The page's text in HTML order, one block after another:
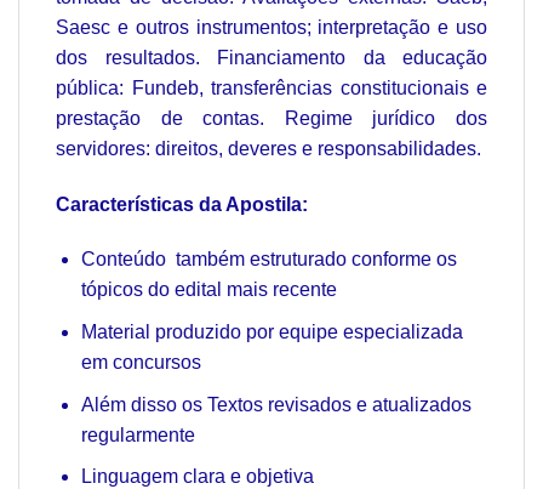
Saesc e outros instrumentos; interpretação e uso
dos resultados. Financiamento da educação
pública: Fundeb, transferências constitucionais e
prestação de contas. Regime jurídico dos
servidores: direitos, deveres e responsabilidades.
Características da Apostila:
Conteúdo também estruturado conforme os
tópicos do edital mais recente
Material produzido por equipe especializada
em concursos
Além disso os Textos revisados e atualizados
regularmente
Linguagem clara e objetiva